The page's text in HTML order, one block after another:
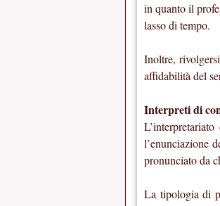
in quanto il
lasso di tempo.
Inoltre,
affidabilità del
Interpreti di
l’enunciazione
pronunciato da
La tipologia di